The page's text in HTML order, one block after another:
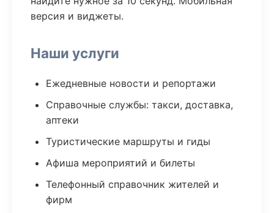
версия и виджеты.
Наши услуги
Ежедневные новости и репортажи
Справочные службы: такси, доставка,
аптеки
Туристические маршруты и гиды
Афиша мероприятий и билеты
Телефонный справочник жителей и
фирм